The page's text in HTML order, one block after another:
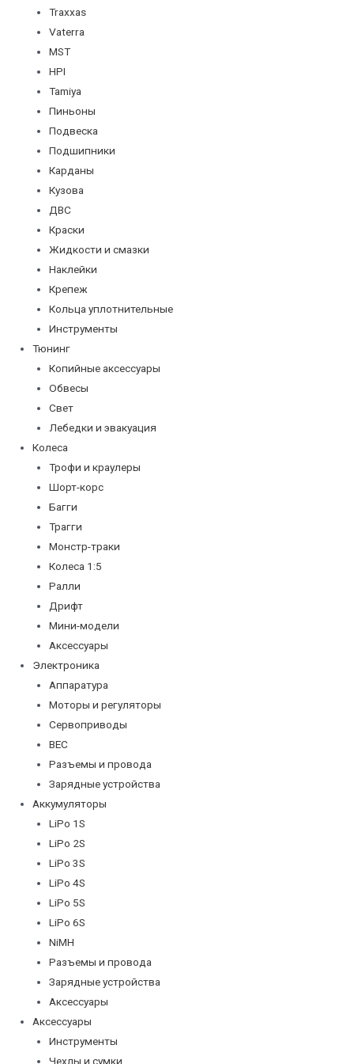
Traxxas
Vaterra
MST
HPI
Tamiya
Пиньоны
Подвеска
Подшипники
Карданы
Кузова
ДВС
Краски
Жидкости и смазки
Наклейки
Крепеж
Кольца уплотнительные
Инструменты
Тюнинг
Копийные аксессуары
Обвесы
Свет
Лебедки и эвакуация
Колеса
Трофи и краулеры
Шорт-корс
Багги
Трагги
Монстр-траки
Колеса 1:5
Ралли
Дрифт
Мини-модели
Аксессуары
Электроника
Аппаратура
Моторы и регуляторы
Сервоприводы
BEC
Разъемы и провода
Зарядные устройства
Аккумуляторы
LiPo 1S
LiPo 2S
LiPo 3S
LiPo 4S
LiPo 5S
LiPo 6S
NiMH
Разъемы и провода
Зарядные устройства
Аксессуары
Аксессуары
Инструменты
Чехлы и сумки